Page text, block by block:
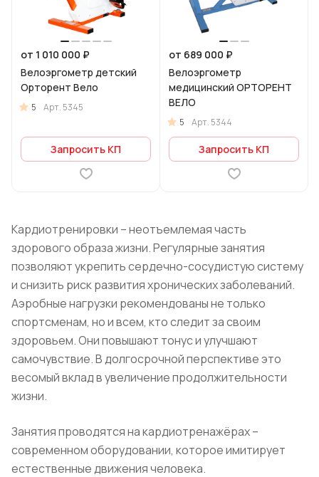
от 1 010 000 ₽
Велоэргометр детский
Орторент Вело
5 Арт. 5345
Запросить КП
от 689 000 ₽
Велоэргометр
медицинский ОРТОРЕНТ
ВЕЛО
5 Арт. 5344
Запросить КП
Кардиотренировки – неотъемлемая часть
здорового образа жизни. Регулярные занятия
позволяют укрепить сердечно-сосудистую систему
и снизить риск развития хронических заболеваний.
Аэробные нагрузки рекомендованы не только
спортсменам, но и всем, кто следит за своим
здоровьем. Они повышают тонус и улучшают
самочувствие. В долгосрочной перспективе это
весомый вклад в увеличение продолжительности
жизни.
Занятия проводятся на кардиотренажёрах –
современном оборудовании, которое имитирует
естественные движения человека.